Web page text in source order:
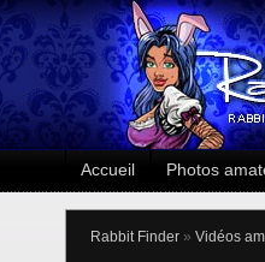
Accueil Photos
Rabbit Finder » Vidéos